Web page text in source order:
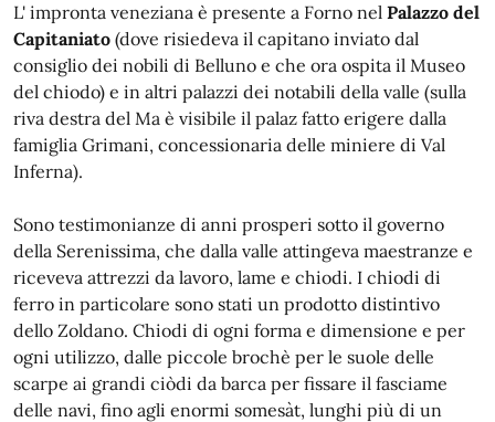
L' impronta veneziana è presente a Forno nel Palazzo del
Capitaniato (dove risiedeva il capitano inviato dal
consiglio dei nobili di Belluno e che ora ospita il Museo
del chiodo) e in altri palazzi dei notabili della valle (sulla
riva destra del Ma è visibile il palaz fatto erigere dalla
famiglia Grimani, concessionaria delle miniere di Val
Inferna).
Sono testimonianze di anni prosperi sotto il governo
della Serenissima, che dalla valle attingeva maestranze e
riceveva attrezzi da lavoro, lame e chiodi. I chiodi di
ferro in particolare sono stati un prodotto distintivo
dello Zoldano. Chiodi di ogni forma e dimensione e per
ogni utilizzo, dalle piccole brochè per le suole delle
scarpe ai grandi ciòdi da barca per fissare il fasciame
delle navi, fino agli enormi somesàt, lunghi più di un